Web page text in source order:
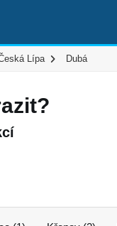
Lípa Dubá